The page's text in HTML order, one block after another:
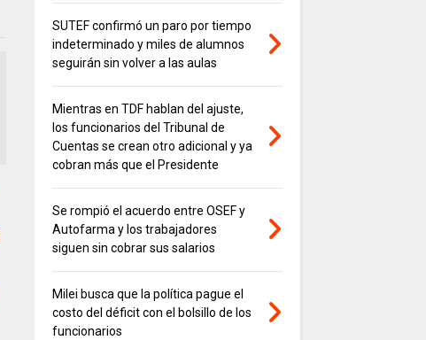
SUTEF confirmó un paro por tiempo
indeterminado y miles de alumnos
seguirán sin volver a las aulas
Mientras en TDF hablan del ajuste,
los funcionarios del Tribunal de
Cuentas se crean otro adicional y ya
cobran más que el Presidente
Se rompió el acuerdo entre OSEF y
Autofarma y los trabajadores
siguen sin cobrar sus salarios
Milei busca que la política pague el
costo del déficit con el bolsillo de los
funcionarios